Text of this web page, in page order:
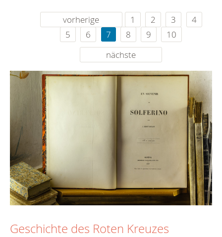
vorherige 1 2 3
4
5
6 7 8 9
10
nächste
Geschichte des Roten Kreuzes